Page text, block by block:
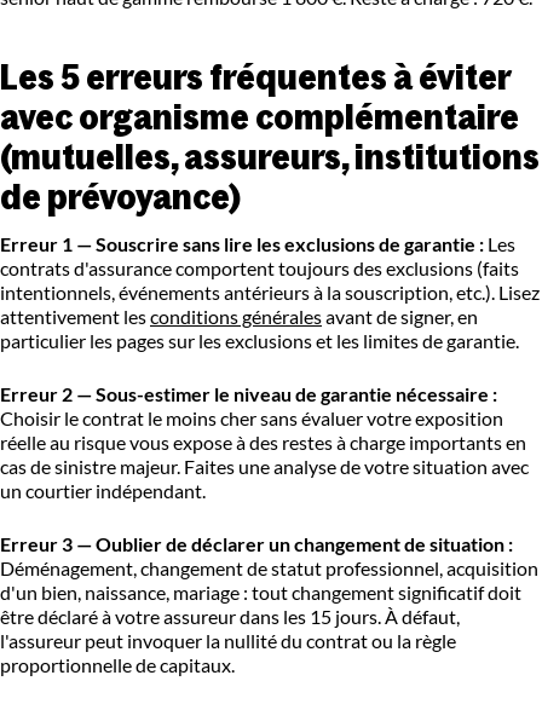
Les 5 erreurs fréquentes à éviter
avec organisme complémentaire
(mutuelles, assureurs, institutions
de prévoyance)
Erreur 1 — Souscrire sans lire les exclusions de garantie : Les
contrats d'assurance comportent toujours des exclusions (faits
intentionnels, événements antérieurs à la souscription, etc.). Lisez
attentivement lesconditions généralesavant de signer, en
particulier les pages sur les exclusions et les limites de garantie.
Erreur 2 — Sous-estimer le niveau de garantie nécessaire :
Choisir le contrat le moins cher sans évaluer votre exposition
réelle au risque vous expose à des restes à charge importants en
cas de sinistre majeur. Faites une analyse de votre situation avec
un courtier indépendant.
Erreur 3 — Oublier de déclarer un changement de situation :
Déménagement, changement de statut professionnel, acquisition
d'un bien, naissance, mariage : tout changement significatif doit
être déclaré à votre assureur dans les 15 jours. À défaut,
l'assureur peut invoquer la nullité du contrat ou la règle
proportionnelle de capitaux.